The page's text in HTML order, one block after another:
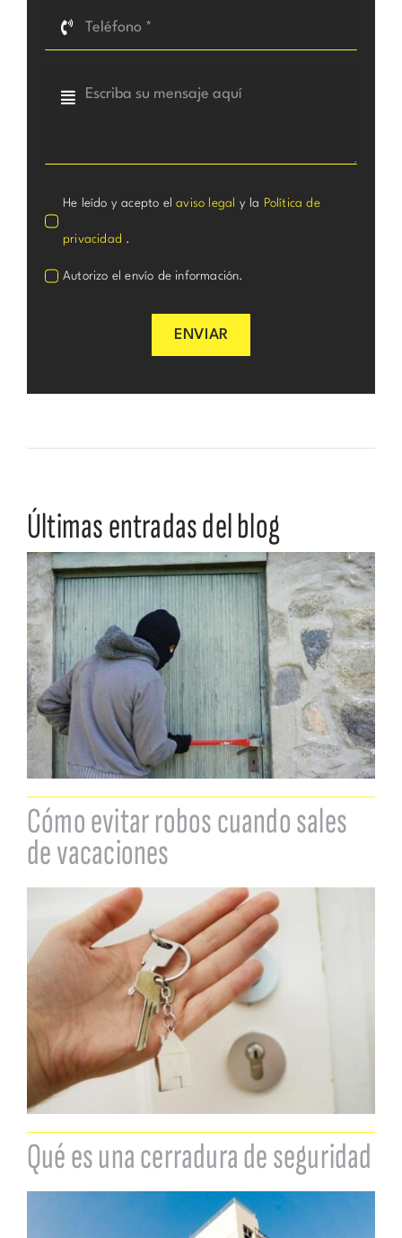
He leído y acepto elaviso legal y la Política de
privacidad .
Autorizo el envío de información.
ENVIAR
Últimas entradas del blog
Cómo evitar robos cuando sales
de vacaciones
Qué es una cerradura de seguridad